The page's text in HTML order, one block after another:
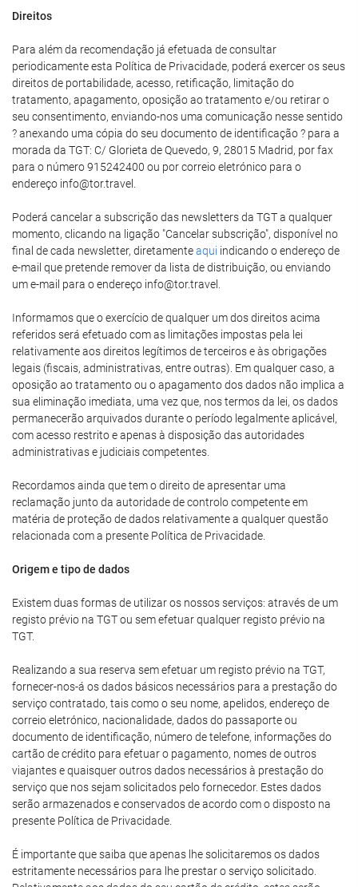
Direitos
Para além da recomendação já efetuada de consultar
periodicamente esta Política de Privacidade, poderá exercer os seus
direitos de portabilidade, acesso, retificação, limitação do
tratamento, apagamento, oposição ao tratamento e/ou retirar o
seu consentimento, enviando-nos uma comunicação nesse sentido
? anexando uma cópia do seu documento de identificação ? para a
morada da TGT: C/ Glorieta de Quevedo, 9, 28015 Madrid, por fax
para o número 915242400 ou por correio eletrónico para o
endereço info@tor.travel.
Poderá cancelar a subscrição das newsletters da TGT a qualquer
momento, clicando na ligação "Cancelar subscrição", disponível no
final de cada newsletter, diretamenteaqui indicando o endereço de
e-mail que pretende remover da lista de distribuição, ou enviando
um e-mail para o endereço info@tor.travel.
Informamos que o exercício de qualquer um dos direitos acima
referidos será efetuado com as limitações impostas pela lei
relativamente aos direitos legítimos de terceiros e às obrigações
legais (fiscais, administrativas, entre outras). Em qualquer caso, a
oposição ao tratamento ou o apagamento dos dados não implica a
sua eliminação imediata, uma vez que, nos termos da lei, os dados
permanecerão arquivados durante o período legalmente aplicável,
com acesso restrito e apenas à disposição das autoridades
administrativas e judiciais competentes.
Recordamos ainda que tem o direito de apresentar uma
reclamação junto da autoridade de controlo competente em
matéria de proteção de dados relativamente a qualquer questão
relacionada com a presente Política de Privacidade.
Origem e tipo de dados
Existem duas formas de utilizar os nossos serviços: através de um
registo prévio na TGT ou sem efetuar qualquer registo prévio na
TGT.
Realizando a sua reserva sem efetuar um registo prévio na TGT,
fornecer-nos-á os dados básicos necessários para a prestação do
serviço contratado, tais como o seu nome, apelidos, endereço de
correio eletrónico, nacionalidade, dados do passaporte ou
documento de identificação, número de telefone, informações do
cartão de crédito para efetuar o pagamento, nomes de outros
viajantes e quaisquer outros dados necessários à prestação do
serviço que nos sejam solicitados pelo fornecedor. Estes dados
serão armazenados e conservados de acordo com o disposto na
presente Política de Privacidade.
É importante que saiba que apenas lhe solicitaremos os dados
estritamente necessários para lhe prestar o serviço solicitado.